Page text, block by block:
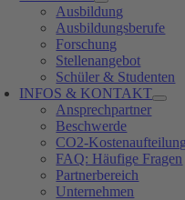
Ausbildung
Ausbildungsberufe
Forschung
Stellenangebot
Schüler & Studenten
INFOS & KONTAKT
Ansprechpartner
Beschwerde
CO2-
FAQ: Häufige Fragen
Partnerbereich
Unternehmen